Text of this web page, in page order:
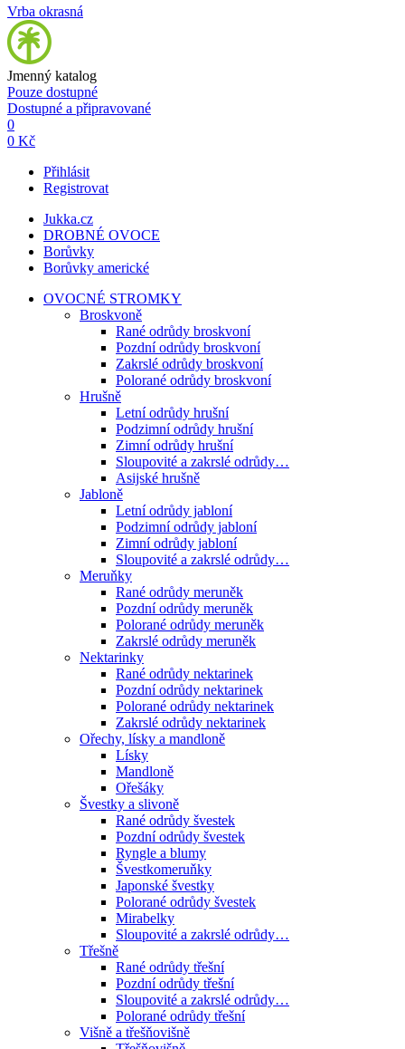
Vrba okrasná
Jmenný katalog
Pouze dostupné
Dostupné a připravované
0
0 Kč
Přihlásit
Registrovat
Jukka.cz
DROBNÉ OVOCE
Borůvky
Borůvky americké
OVOCNÉ STROMKY
Broskvoně
Rané odrůdy broskvoní
Pozdní odrůdy broskvoní
Zakrslé odrůdy broskvoní
Polorané odrůdy broskvoní
Hrušně
Letní odrůdy hrušní
Podzimní odrůdy hrušní
Zimní odrůdy hrušní
Sloupovité a zakrslé odrůdy…
Asijské hrušně
Jabloně
Letní odrůdy jabloní
Podzimní odrůdy jabloní
Zimní odrůdy jabloní
Sloupovité a zakrslé odrůdy…
Meruňky
Rané odrůdy meruněk
Pozdní odrůdy meruněk
Polorané odrůdy meruněk
Zakrslé odrůdy meruněk
Nektarinky
Rané odrůdy nektarinek
Pozdní odrůdy nektarinek
Polorané odrůdy nektarinek
Zakrslé odrůdy nektarinek
Ořechy, lísky a mandloně
Lísky
Mandloně
Ořešáky
Švestky a slivoně
Rané odrůdy švestek
Pozdní odrůdy švestek
Ryngle a blumy
Švestkomeruňky
Japonské švestky
Polorané odrůdy švestek
Mirabelky
Sloupovité a zakrslé odrůdy…
Třešně
Rané odrůdy třešní
Pozdní odrůdy třešní
Sloupovité a zakrslé odrůdy…
Polorané odrůdy třešní
Višně a třešňovišně